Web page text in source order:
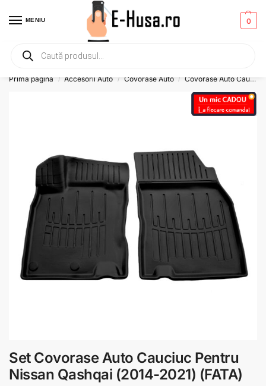
MENIU 0
Primesti un mic
Prima pagină / Accesorii Auto / Covorase Auto / Covorase Auto Cauciuc
Set Covorase Auto Cauciuc Pentru
Nissan Qashqai (2014-2021) (FATA)